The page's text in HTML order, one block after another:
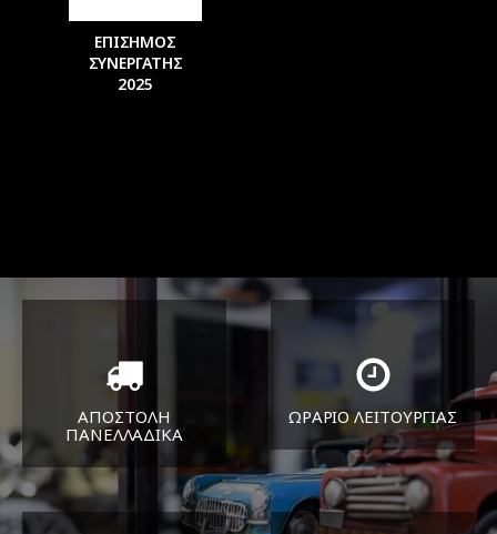
ΕΠΙΣΗΜΟΣ
ΣΥΝΕΡΓΑΤΗΣ
2025
ΑΠΟΣΤΟΛΗ
ΠΑΝΕΛΛΑΔΙΚA
Όπου και αν είστε θα σας
στείλουμε τα ελαστικά σας
ΩΡΑΡΙΟ ΛΕΙΤΟΥΡΓΙΑΣ
ΔΕΥ-ΠΑΡ 8:30-17:30
ΣΑΒ 8:30-13:30